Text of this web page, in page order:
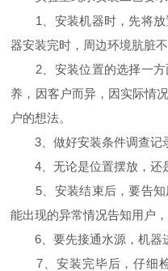
1、安装机器时，先将放
器安装完时，周边环境肮脏不
2、安装位置的选择一方
养，因客户而异，因实际情
户的想法。
3、做好安装条件调查记
4、无论是位置摆放，还是
5、安装结束后，要告知
能出现的异常情况告知用户
6、要先接通水源，机器
7、安装完毕后，仔细检